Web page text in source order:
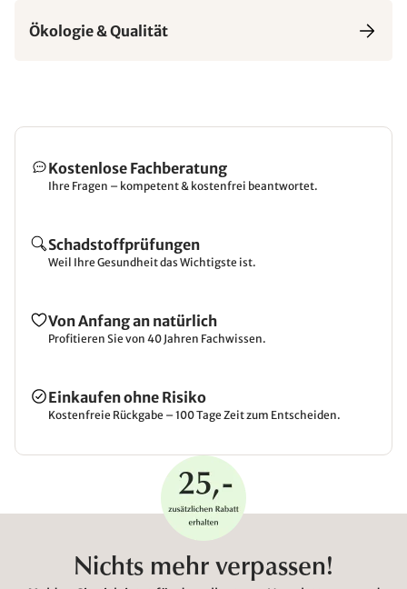
Ökologie & Qualität
Kostenlose Fachberatung
Ihre Fragen – kompetent & kostenfrei beantwortet.
Schadstoffprüfungen
Weil Ihre Gesundheit das Wichtigste ist.
Von Anfang an natürlich
Profitieren Sie von 40 Jahren Fachwissen.
Einkaufen ohne Risiko
Kostenfreie Rückgabe – 100 Tage Zeit zum Entscheiden.
Nichts mehr verpassen!